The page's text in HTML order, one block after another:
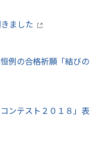
ました
例の合格祈願「結びの
ンテスト２０１８」表